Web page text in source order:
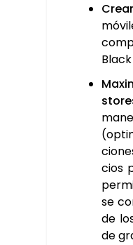
cios
se
de
de